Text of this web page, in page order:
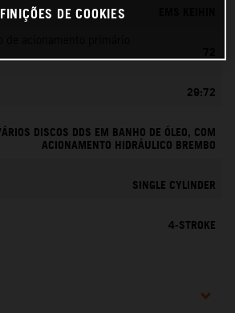
72
29:72
DISCOS DDS EM BANHO DE ÓLEO, COM
ACIONAMENTO HIDRÁULICO BREMBO
SINGLE CYLINDER
4-STROKE
DE COOKIES